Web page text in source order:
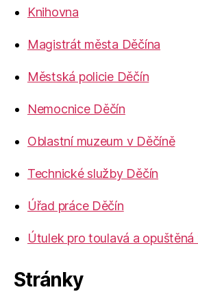
Knihovna
Magistrát města Děčína
Městská policie Děčín
Nemocnice Děčín
Oblastní muzeum v Děčíně
Technické služby Děčín
Úřad práce Děčín
Útulek pro toulavá a opuštěná
Stránky